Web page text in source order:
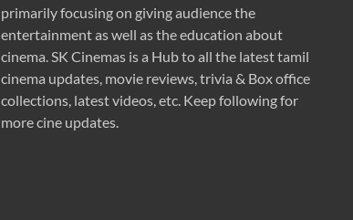
primarily focusing on giving audience the
entertainment as well as the education about
cinema. SK Cinemas is a Hub to all the latest tamil
cinema updates, movie reviews, trivia & Box office
collections, latest videos, etc. Keep following for
more cine updates.